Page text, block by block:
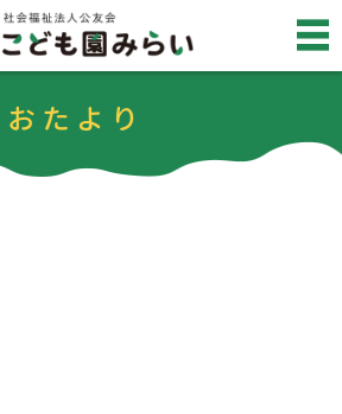
おたより